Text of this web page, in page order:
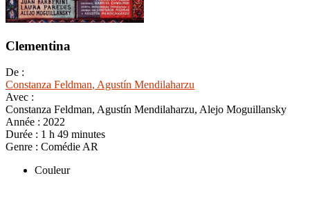
Clementina
De :
Constanza Feldman, Agustín Mendilaharzu
Avec :
Constanza Feldman, Agustín Mendilaharzu, Alejo Moguillansky
Année : 2022
Durée : 1 h 49 minutes
Genre : Comédie AR
Couleur